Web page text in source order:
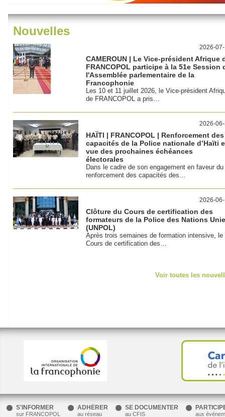
Nouvelles
2026-
CAMEROUN | Le Vice-président Afrique
FRANCOPOL participe à la 51e Session
l'Assemblée parlementaire de la
Francophonie
Les 10 et 11 juillet 2026, le Vice-président
de FRANCOPOL a pris…
2026-
HAÏTI | FRANCOPOL | Renforcement des
capacités de la Police nationale d’Haïti
vue des prochaines échéances
électorales
Dans le cadre de son engagement en faveur du
renforcement des capacités des…
2026-
Clôture du Cours de certification des
formateurs de la Police des Nations
(UNPOL)
Après trois semaines de formation intensive, le
Cours de certification des…
Voir toutes les
nouvelle
fenêtre.
S'INFORMER
sur FRANCOPOL
ADHÉRER
au réseau
SE DOCUMENTER
au CFIS aux